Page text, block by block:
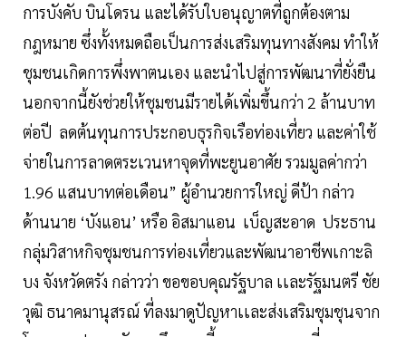
การบังคับ บินโดรน และได้รับใบอนุญาตที่ถูกต้องตาม
กฎหมาย ซึ่งทั้งหมดถือเป็นการส่งเสริมทุนทางสังคม ทำให้
ชุมชนเกิดการพึ่งพาตนเอง และนำไปสู่การพัฒนาที่ยั่งยืน
นอกจากนี้ยังช่วยให้ชุมชนมีรายได้เพิ่มขึ้นกว่า 2 ล้านบาท
ต่อปี ลดต้นทุนการประกอบธุรกิจเรือท่องเที่ยว และค่าใช้
จ่ายในการลาดตระเวนหาจุดที่พะยูนอาศัย รวมมูลค่ากว่า
1.96 แสนบาทต่อเดือน” ผู้อำนวยการใหญ่ ดีป้า กล่าว
ด้านนาย ‘บังแอน’ หรือ อิสมาแอน เบ็ญสะอาด ประธาน
กลุ่มวิสาหกิจชุมชนการท่องเที่ยวและพัฒนาอาชีพเกาะลิ
บง จังหวัดตรัง กล่าวว่า ขอขอบคุณรัฐบาล เเละรัฐมนตรี ชัย
วุฒิ ธนาคมานุสรณ์ ที่ลงมาดูปัญหาเเละส่งเสริมชุมชุนจาก